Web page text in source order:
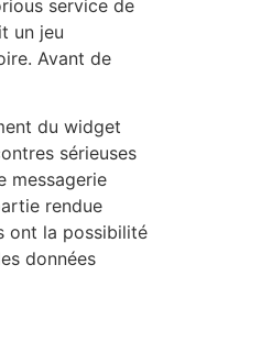
service de
un jeu
Avant de
du widget
sérieuses
messagerie
rendue
ont la possibilité
données